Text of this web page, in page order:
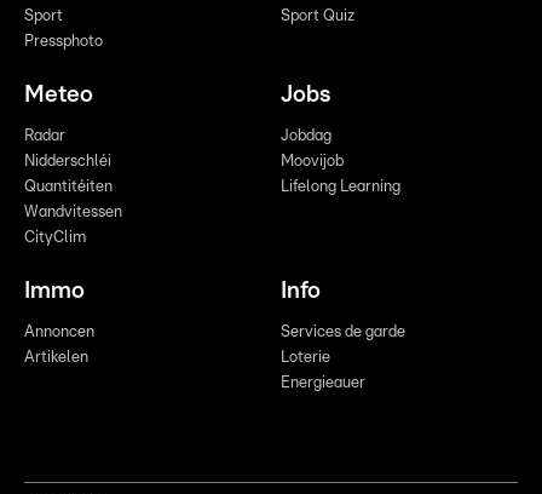
Sport
Pressphoto
Sport Quiz
Meteo
Radar
Nidderschléi
Quantitéiten
Wandvitessen
CityClim
Jobs
Jobdag
Moovijob
Lifelong Learning
Immo
Annoncen
Artikelen
Info
Services de garde
Loterie
Energieauer